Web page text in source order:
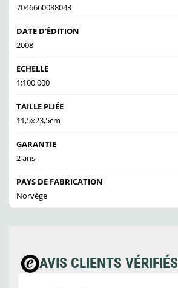
7046660088043
DATE D'ÉDITION
2008
ECHELLE
1:100 000
TAILLE PLIÉE
11,5x23,5cm
GARANTIE
2 ans
PAYS DE FABRICATION
Norvège
AVIS CLIENTS VÉRIFIÉS